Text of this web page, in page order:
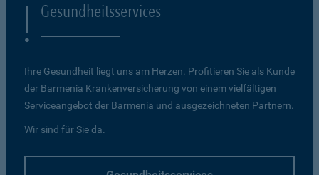
Gesundheitsservices
Ihre Gesundheit liegt uns am Herzen. Profitieren Sie als Kunde
der Barmenia Krankenversicherung von einem vielfältigen
Serviceangebot der Barmenia und ausgezeichneten Partnern.
Wir sind für Sie da.